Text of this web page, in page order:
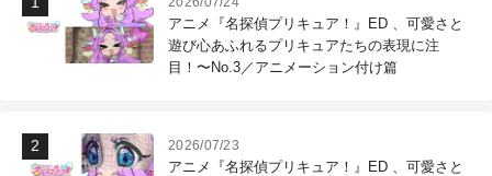
アニメ『名探偵プリキュア！』ED 、可愛さと
遊び心あふれるプリキュアたちの表現に注
目！〜No.3／アニメーション付け篇
2026/07/23
アニメ『名探偵プリキュア！』ED 、可愛さと